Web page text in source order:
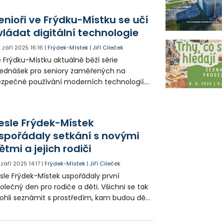
a měření.
ve Frýdku-Místku se učí
digitální technologie
září 2025 16:16 |Frýdek-Místek |Jiří Cileček
Frýdku-Místku aktuálně běží série
pro seniory zaměřených na
používání moderních technologií.
Frýdek-Místek
setkání s novými
a jejich rodiči
září 2025 14:17 |Frýdek-Místek |Jiří Cileček
Frýdek-Místek uspořádaly první
den pro rodiče a děti. Všichni se tak
seznámit s prostředím, kam budou děti
rodiče nejmenší děti dávat do jesliček